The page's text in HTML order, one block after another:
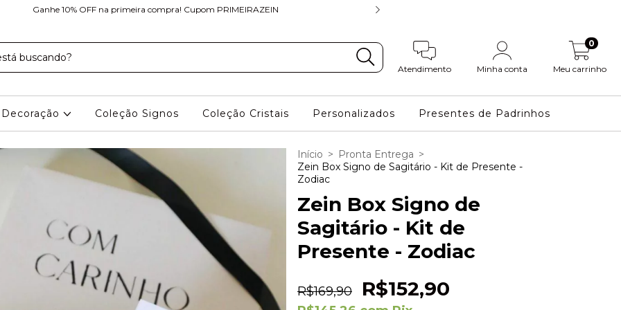
Ganhe 10% OFF na primeira compra! Cupom PRIMEIRAZEIN
Atendimento Minha conta Meu carrinho
0
Decoração Coleção Signos Coleção Cristais Personalizados Presentes de Padrinhos
Início > Pronta Entrega >
Zein Box Signo de Sagitário - Kit de Presente -
Zodiac
Zein Box Signo de
Sagitário - Kit de
Presente - Zodiac
R$169,90 R$152,90